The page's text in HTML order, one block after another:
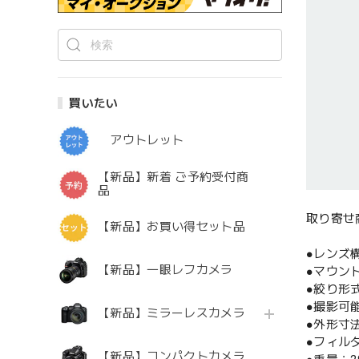
買いたい
アウトレット
【新品】新着 ご予約受付商
品
【新品】お買い得セット品
【新品】一眼レフカメラ
【新品】ミラーレスカメラ
取り寄せ
●レンズ
●マウン
●絞り形
●撮影可
●外形寸
●フィル